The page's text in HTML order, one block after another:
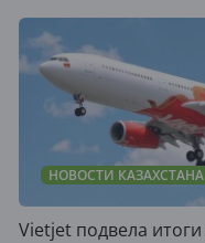
НОВОСТИ КАЗАХСТАНА
Vietjet подвела